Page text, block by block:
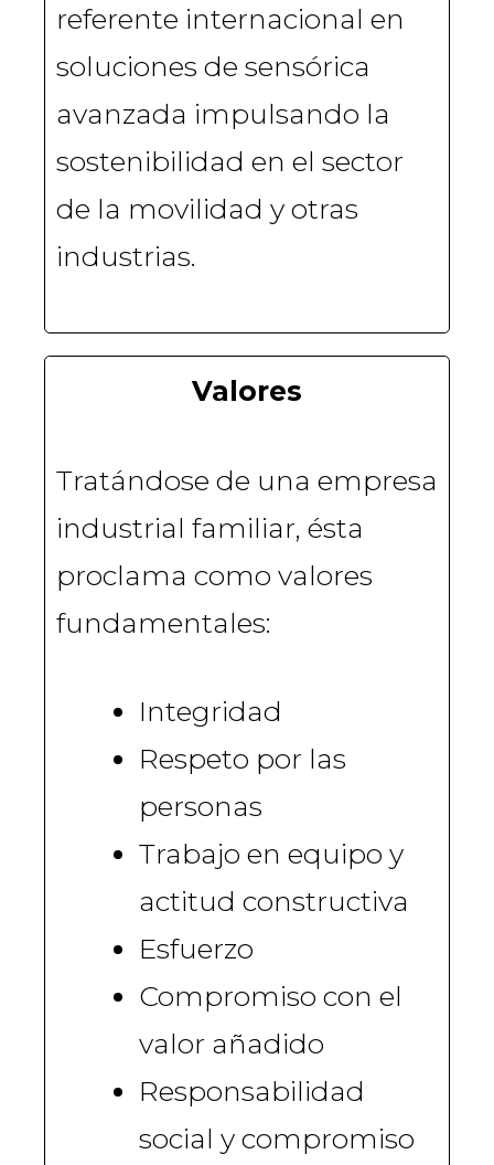
referente internacional en
soluciones de sensórica
avanzada impulsando la
sostenibilidad en el sector
de la movilidad y otras
industrias.
Valores
Tratándose de una empresa
industrial familiar, ésta
proclama como valores
fundamentales:
Integridad​
Respeto por las
personas​
Trabajo en equipo y
actitud constructiva​
Esfuerzo​
Compromiso con el
valor añadido​
Responsabilidad
social y compromiso